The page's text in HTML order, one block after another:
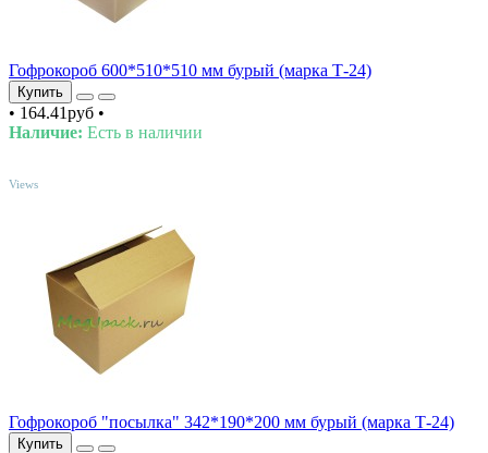
Гофрокороб 600*510*510 мм бурый (марка Т-24)
Купить
• 164.41руб •
Наличие: Есть в наличии
Views
Гофрокороб "посылка" 342*190*200 мм бурый (марка Т-24)
Купить